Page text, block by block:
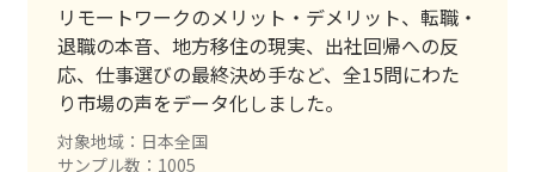
リモートワークのメリット・デメリット、転職・
退職の本音、地方移住の現実、出社回帰への反
応、仕事選びの最終決め手など、全15問にわた
り市場の声をデータ化しました。
対象地域：日本全国
サンプル数：1005